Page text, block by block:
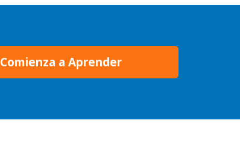
Comienza a Aprender